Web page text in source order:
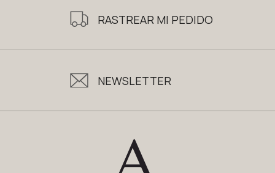
RASTREAR MI PEDIDO
NEWSLETTER